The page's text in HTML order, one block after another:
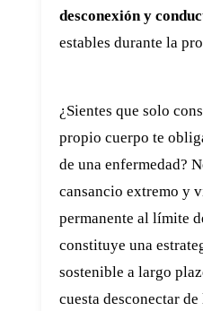
desconexión y
estables durante la
¿Sientes que solo
propio cuerpo te
de una enfermedad?
cansancio extremo y
permanente al límite
constituye una
sostenible a largo
cuesta desconectar